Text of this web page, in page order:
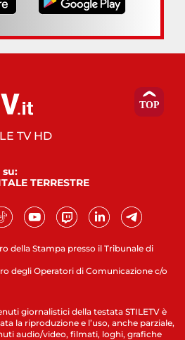
della Stampa presso il Tribunale di
degli Operatori di Comunicazione c/o
TV HD
su:
TERRESTRE
giornalistici della testata STILETV è
la riproduzione e l’uso, anche parziale,
audio/video, filmati, loghi, grafiche